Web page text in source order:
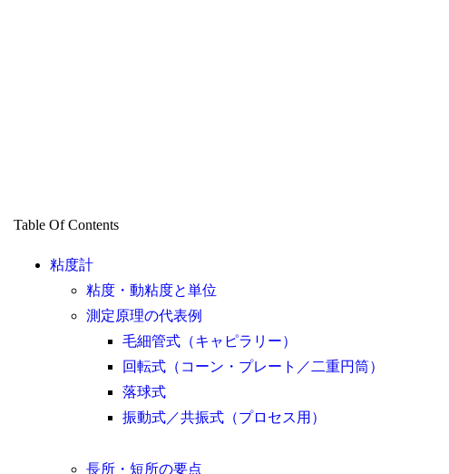
Table Of Contents
粘度計
粘度・動粘度と単位
測定原理の代表例
毛細管式（キャピラリー）
回転式（コーン・プレート／二重円筒）
落球式
振動式／共振式（プロセス用）
長所・短所の要点